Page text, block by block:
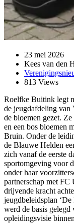
23 mei 2026
Kees van den
813 Views
Roelfke Buitink legt
de jeugdafdeling van
de bloemen gezet.
en een bos bloemen
Bruin. Onder de
de Blauwe Helden
zich vanaf de eerste
sportomgeving voor
onder haar
partnerschap met FC
drijvende kracht
jeugdbeleidsplan
werd de basis gelegd
opleidingsvisie